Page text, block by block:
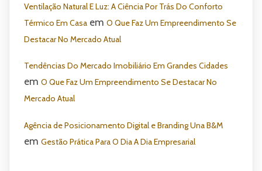
Ventilação Natural E Luz: A Ciência Por Trás Do Conforto
Térmico Em Casa em O Que Faz Um Empreendimento Se
Destacar No Mercado Atual
Tendências Do Mercado Imobiliário Em Grandes Cidades
em O Que Faz Um Empreendimento Se Destacar No
Mercado Atual
Agência de Posicionamento Digital e Branding Una B&M
em Gestão Prática Para O Dia A Dia Empresarial